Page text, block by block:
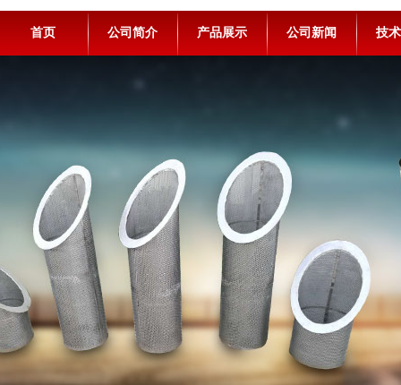
首页 公司简介 产品展示 公司新闻 技